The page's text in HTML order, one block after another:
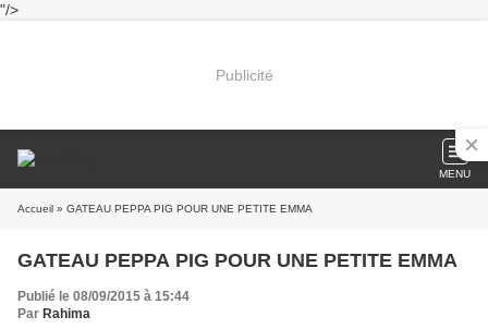
"/>
Publicité
MENU
Accueil » GATEAU PEPPA PIG POUR UNE PETITE EMMA
GATEAU PEPPA PIG POUR UNE PETITE EMMA
Publié le 08/09/2015 à 15:44
Par Rahima